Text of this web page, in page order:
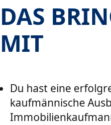
DAS
MIT
Du hast eine
kaufmännische